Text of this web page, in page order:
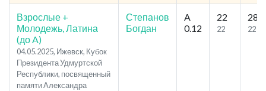
Взрослые +
Молодежь, Латина
(до A)
04.05.2025, Ижевск, Кубок
Президента Удмуртской
Республики, посвященный
памяти Александра
Степанов
Богдан
A
0.12
22
22
28
22